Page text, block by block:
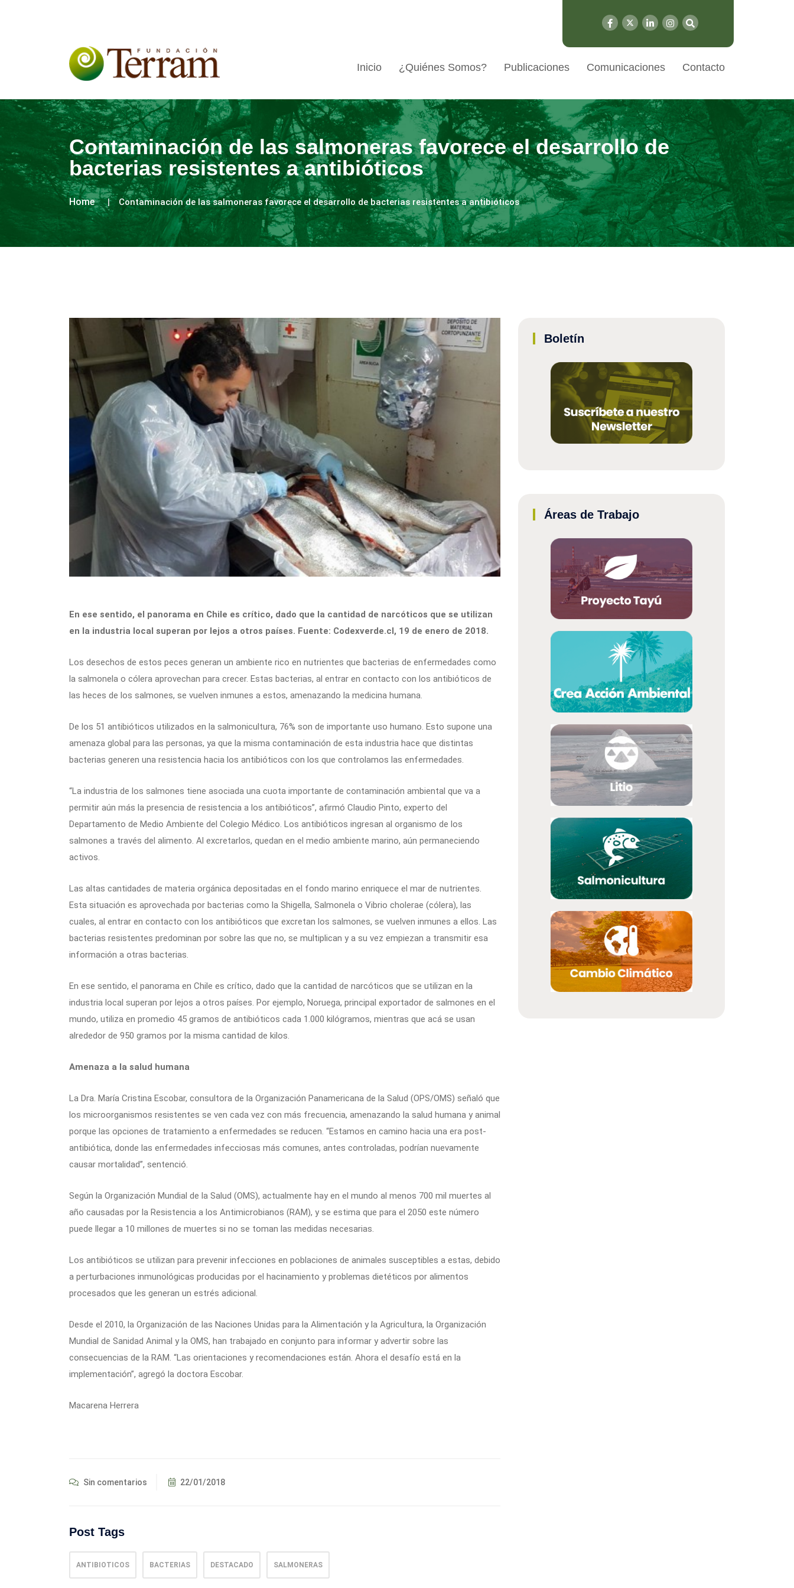
Inicio ¿Quiénes Somos? Publicaciones Comunicaciones Contacto
Contaminación de las salmoneras favorece el desarrollo de
bacterias resistentes a antibióticos
Home Contaminación de las salmoneras favorece el desarrollo de bacterias resistentes a antibióticos
En ese sentido, el panorama en Chile es crítico, dado que la cantidad de narcóticos que se utilizan
en la industria local superan por lejos a otros países. Fuente: Codexverde.cl, 19 de enero de 2018.
Los desechos de estos peces generan un ambiente rico en nutrientes que bacterias de enfermedades como
la salmonela o cólera aprovechan para crecer. Estas bacterias, al entrar en contacto con los antibióticos de
las heces de los salmones, se vuelven inmunes a estos, amenazando la medicina humana.
De los 51 antibióticos utilizados en la salmonicultura, 76% son de importante uso humano. Esto supone una
amenaza global para las personas, ya que la misma contaminación de esta industria hace que distintas
bacterias generen una resistencia hacia los antibióticos con los que controlamos las enfermedades.
“La industria de los salmones tiene asociada una cuota importante de contaminación ambiental que va a
permitir aún más la presencia de resistencia a los antibióticos”, afirmó Claudio Pinto, experto del
Departamento de Medio Ambiente del Colegio Médico. Los antibióticos ingresan al organismo de los
salmones a través del alimento. Al excretarlos, quedan en el medio ambiente marino, aún permaneciendo
activos.
Las altas cantidades de materia orgánica depositadas en el fondo marino enriquece el mar de nutrientes.
Esta situación es aprovechada por bacterias como la Shigella, Salmonela o Vibrio cholerae (cólera), las
cuales, al entrar en contacto con los antibióticos que excretan los salmones, se vuelven inmunes a ellos. Las
bacterias resistentes predominan por sobre las que no, se multiplican y a su vez empiezan a transmitir esa
información a otras bacterias.
En ese sentido, el panorama en Chile es crítico, dado que la cantidad de narcóticos que se utilizan en la
industria local superan por lejos a otros países. Por ejemplo, Noruega, principal exportador de salmones en el
mundo, utiliza en promedio 45 gramos de antibióticos cada 1.000 kilógramos, mientras que acá se usan
alrededor de 950 gramos por la misma cantidad de kilos.
Amenaza a la salud humana
La Dra. María Cristina Escobar, consultora de la Organización Panamericana de la Salud (OPS/OMS) señaló que
los microorganismos resistentes se ven cada vez con más frecuencia, amenazando la salud humana y animal
porque las opciones de tratamiento a enfermedades se reducen. “Estamos en camino hacia una era post-
antibiótica, donde las enfermedades infecciosas más comunes, antes controladas, podrían nuevamente
causar mortalidad”, sentenció.
Según la Organización Mundial de la Salud (OMS), actualmente hay en el mundo al menos 700 mil muertes al
año causadas por la Resistencia a los Antimicrobianos (RAM), y se estima que para el 2050 este número
puede llegar a 10 millones de muertes si no se toman las medidas necesarias.
Los antibióticos se utilizan para prevenir infecciones en poblaciones de animales susceptibles a estas, debido
a perturbaciones inmunológicas producidas por el hacinamiento y problemas dietéticos por alimentos
procesados que les generan un estrés adicional.
Desde el 2010, la Organización de las Naciones Unidas para la Alimentación y la Agricultura, la Organización
Mundial de Sanidad Animal y la OMS, han trabajado en conjunto para informar y advertir sobre las
consecuencias de la RAM. “Las orientaciones y recomendaciones están. Ahora el desafío está en la
implementación”, agregó la doctora Escobar.
Macarena Herrera
Sin comentarios 22/01/2018
Post Tags
ANTIBIOTICOS BACTERIAS DESTACADO SALMONERAS
Boletín
Áreas de Trabajo